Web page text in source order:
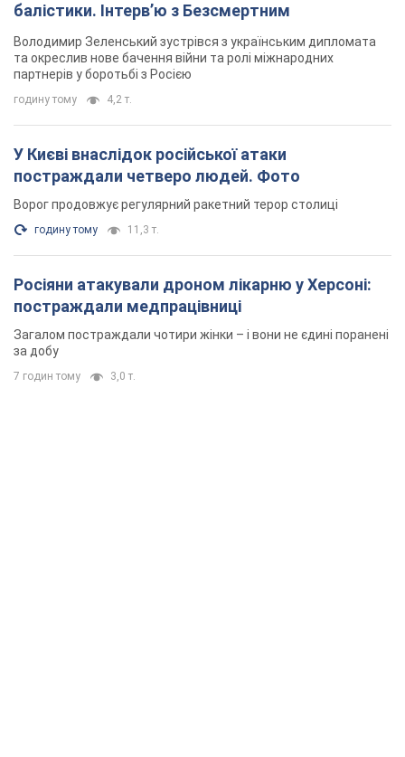
балістики. Інтерв’ю з Безсмертним
Володимир Зеленський зустрівся з українським дипломата
та окреслив нове бачення війни та ролі міжнародних
партнерів у боротьбі з Росією
годину тому 4,2 т.
У Києві внаслідок російської атаки
постраждали четверо людей. Фото
Ворог продовжує регулярний ракетний терор столиці
годину тому 11,3 т.
Росіяни атакували дроном лікарню у Херсоні:
постраждали медпрацівниці
Загалом постраждали чотири жінки – і вони не єдині поранені
за добу
7 годин тому 3,0 т.